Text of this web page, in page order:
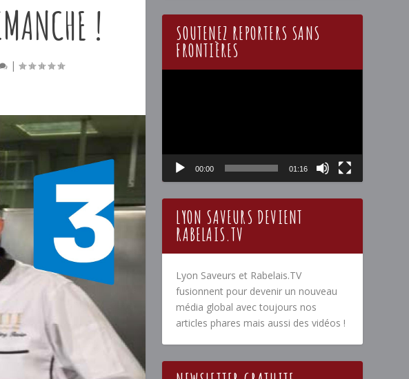
!
|
SOUTENEZ REPORTERS SANS
FRONTIÈRES
00:00 01:16
LYON SAVEURS DEVIENT
RABELAIS.TV
Lyon Saveurs et Rabelais.TV
fusionnent pour devenir un nouveau
média global avec toujours nos
articles phares mais aussi des vidéos !